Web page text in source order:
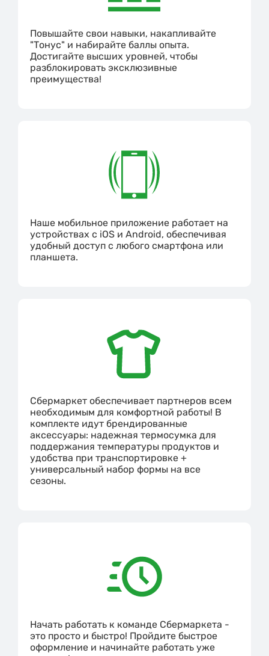
Повышайте свои навыки, накапливайте
"Тонус" и набирайте баллы опыта.
Достигайте высших уровней, чтобы
разблокировать эксклюзивные
преимущества!
Наше мобильное приложение работает на
устройствах с iOS и Android, обеспечивая
удобный доступ с любого смартфона или
планшета.
Сбермаркет обеспечивает партнеров всем
необходимым для комфортной работы! В
комплекте идут брендированные
аксессуары: надежная термосумка для
поддержания температуры продуктов и
удобства при транспортировке +
универсальный набор формы на все
сезоны.
Начать работать к команде Сбермаркета -
это просто и быстро! Пройдите быстрое
оформление и начинайте работать уже